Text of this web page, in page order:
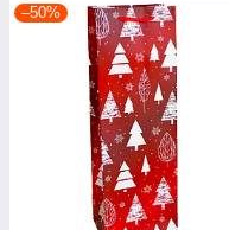
–50%